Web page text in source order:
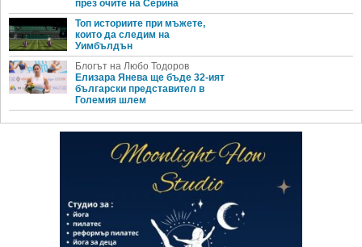
през очите на Серина
Топ историите при мъжете,
които да следим на
Уимбълдън
Блогът на Любо Тодоров
Елизара Янева ще бъде 32-ият
български представител в
Големия шлем